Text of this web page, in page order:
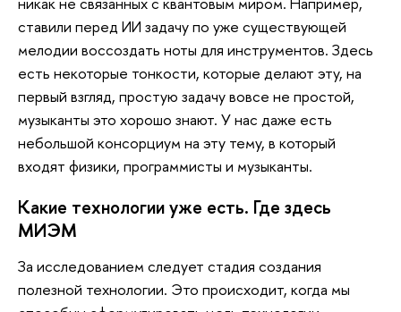
ставили перед ИИ задачу по уже существующей
мелодии воссоздать ноты для инструментов. Здесь
есть некоторые тонкости, которые делают эту, на
первый взгляд, простую задачу вовсе не простой,
музыканты это хорошо знают. У нас даже есть
небольшой консорциум на эту тему, в который
входят физики, программисты и музыканты.
Какие технологии уже есть. Где здесь
МИЭМ
За исследованием следует стадия создания
полезной технологии. Это происходит, когда мы